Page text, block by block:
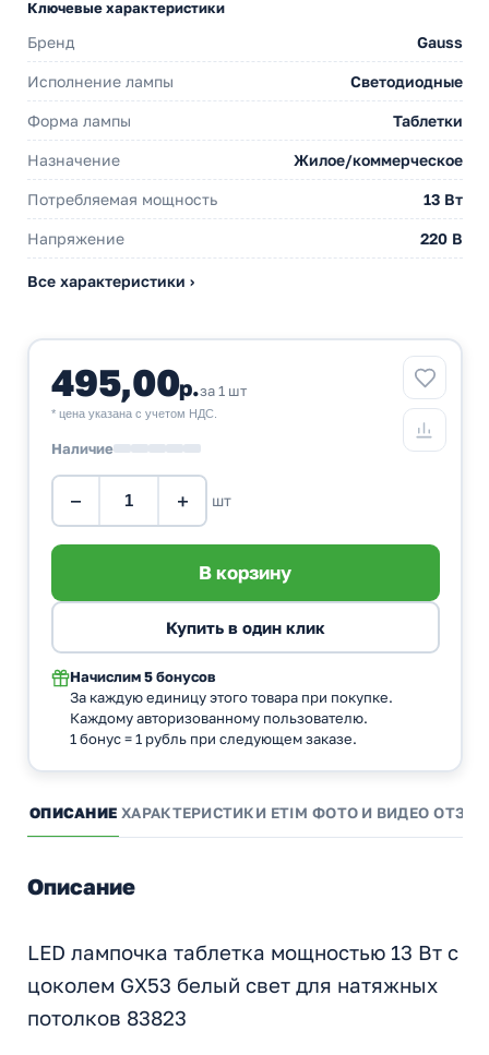
Ключевые характеристики
Бренд Gauss
Исполнение лампы Светодиодные
Форма лампы Таблетки
Назначение Жилое/коммерческое
Потребляемая мощность 13 Вт
Напряжение 220 В
Все характеристики ›
495,00р.за 1 шт
* цена указана с учетом НДС.
Наличие
− + шт
Начислим 5 бонусов
За каждую единицу этого товара при покупке.
Каждому авторизованному пользователю.
1 бонус = 1 рубль при следующем заказе.
ОПИСАНИЕ ХАРАКТЕРИСТИКИ ETIM ФОТО И ВИДЕО
Описание
LED лампочка таблетка мощностью 13 Вт с
цоколем GX53 белый свет для натяжных
потолков 83823